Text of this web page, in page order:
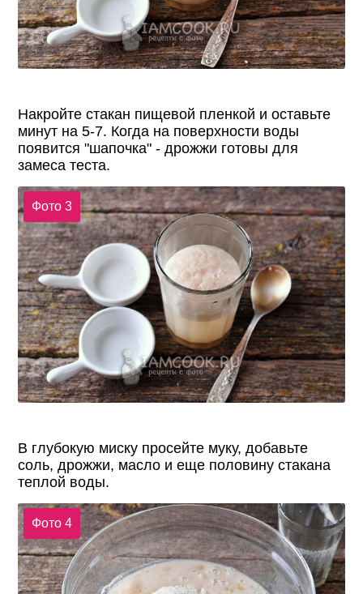
Накройте стакан пищевой пленкой и оставьте
минут на 5-7. Когда на поверхности воды
появится "шапочка" - дрожжи готовы для
замеса теста.
Фото 3
В глубокую миску просейте муку, добавьте
соль, дрожжи, масло и еще половину стакана
теплой воды.
Фото 4